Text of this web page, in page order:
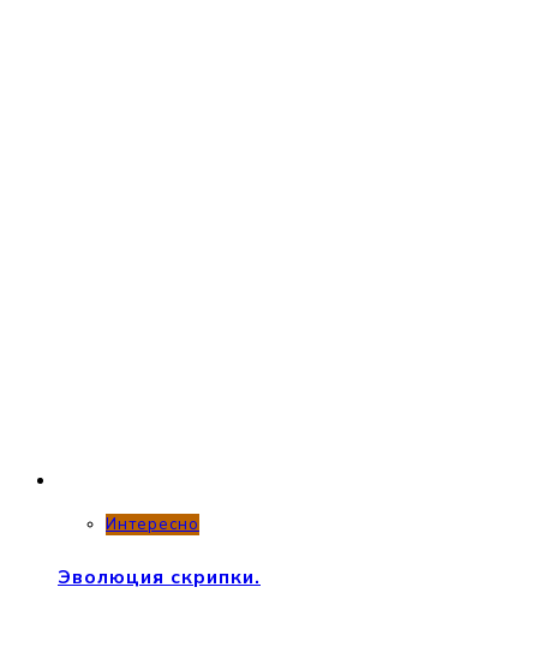
Интересно
Эволюция скрипки.